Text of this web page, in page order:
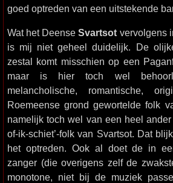
goed optreden van een uitstekende
Wat het DeenseSvartsot vervolgens
is mij niet geheel duidelijk. De
zestal komt misschien op een
maar is hier toch wel
melancholische, romantische,
Roemeense grond gewortelde folk
namelijk toch wel van een heel
of-ik-schiet’-folk van Svartsot. Dat
het optreden. Ook al doet de in
zanger (die overigens zelf de
monotone, niet bij de muziek